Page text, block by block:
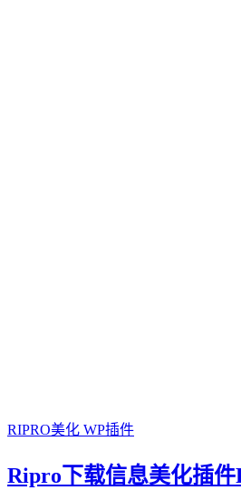
RIPRO美化 WP插件
Ripro下载信息美化插